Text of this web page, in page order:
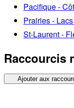
Pacifique -
Prairies -
St-Laurent -
Raccourcis
Ajouter aux